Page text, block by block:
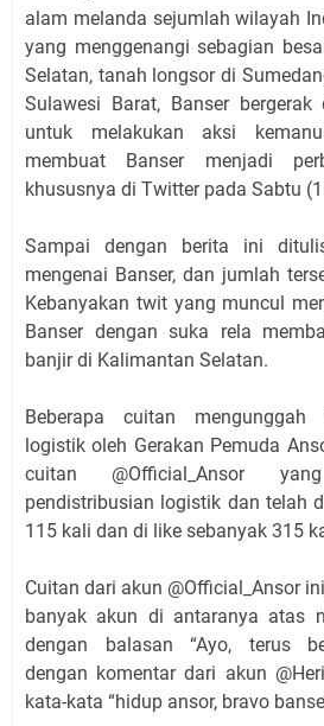
alam melanda sejumlah wilayah
yang menggenangi sebagian
Selatan, tanah longsor di
Sulawesi Barat, Banser
untuk melakukan aksi
membuat Banser menjadi
khususnya di Twitter pada Sabtu
Sampai dengan berita ini
mengenai Banser, dan jumlah
Kebanyakan twit yang muncul
Banser dengan suka rela
banjir di Kalimantan Selatan.
Beberapa cuitan mengunggah
logistik oleh Gerakan Pemuda
cuitan @Official_Ansor
pendistribusian logistik dan telah
115 kali dan di like sebanyak 315
Cuitan dari akun @Official_Ansor
banyak akun di antaranya atas
dengan balasan “Ayo, terus
dengan komentar dari akun
kata-kata “hidup ansor, bravo